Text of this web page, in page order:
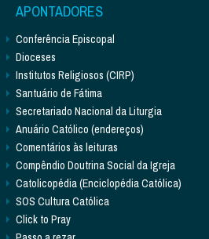
APONTADORES
Conferência Episcopal
Dioceses
Institutos Religiosos (CIRP)
Santuário de Fátima
Secretariado Nacional da Liturgia
Anuário Católico (endereços)
Comentários às leituras
Compêndio Doutrina Social da Igreja
Catolicopédia (Enciclopédia Católica)
SOS Cultura Católica
Click to Pray